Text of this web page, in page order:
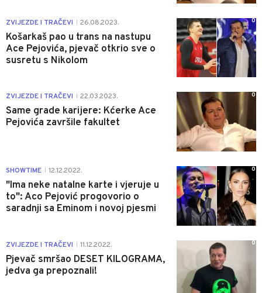
ZVIJEZDE I TRAČEVI 26.08.2023.
Košarkaš pao u trans na nastupu
Ace Pejovića, pjevač otkrio sve o
susretu s Nikolom
0
ZVIJEZDE I TRAČEVI 22.03.2023.
Same grade karijere: Kćerke Ace
Pejovića završile fakultet
0
SHOWTIME 12.12.2022.
"Ima neke natalne karte i vjeruje u
to": Aco Pejović progovorio o
saradnji sa Eminom i novoj pjesmi
0
ZVIJEZDE I TRAČEVI 11.12.2022.
Pjevač smršao DESET KILOGRAMA,
jedva ga prepoznali!
0